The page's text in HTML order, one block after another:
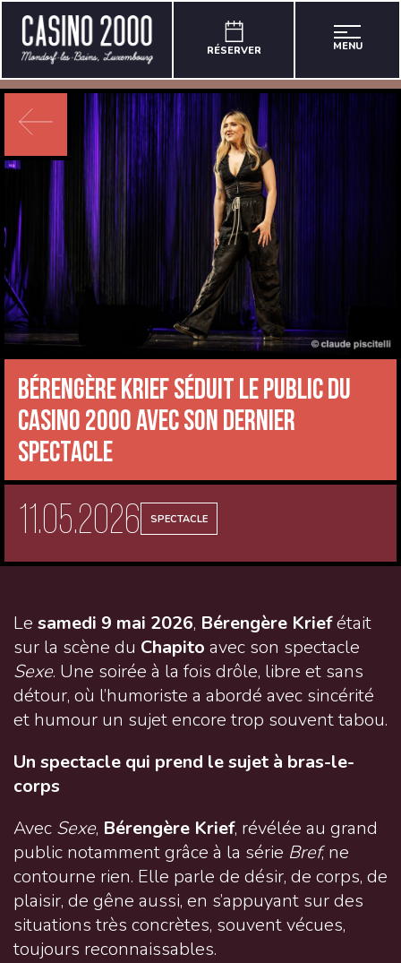
RÉSERVER MENU
Bérengère Krief séduit le public du
CASINO 2000 avec son dernier
spectacle
11.05.2026 SPECTACLE
Le samedi 9 mai 2026, Bérengère Kriefétait
sur la scène du Chapito avec son spectacle
Sexe. Une soirée à la fois drôle, libre et sans
détour, où l’humoriste a abordé avec sincérité
et humour un sujet encore trop souvent tabou.
Un spectacle qui prend le sujet à bras-le-
corps
Avec Sexe, Bérengère Krief, révélée au grand
public notamment grâce à la série Bref, ne
contourne rien. Elle parle de désir, de corps, de
plaisir, de gêne aussi, en s’appuyant sur des
situations très concrètes, souvent vécues,
toujours reconnaissables.